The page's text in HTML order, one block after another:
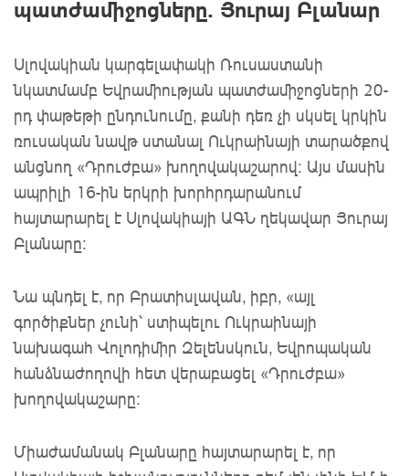
պատժամիջոցները. Յուրայ Բլանար
Սլովակիան կարգելափակի Ռուսաստանի
նկատմամբ Եվրամիության պատժամիջոցների 20-
րդ փաթեթի ընդունումը, քանի դեռ չի սկսել կրկին
ռուսական նավթ ստանալ Ուկրաինայի տարածքով
անցնող «Դրուժբա» խողովակաշարով: Այս մասին
ապրիլի 16-ին երկրի խորհրդարանում
հայտարարել է Սլովակիայի ԱԳՆ ղեկավար Յուրայ
Բլանարը։
Նա պնդել է, որ Բրատիսլավան, իբր, «այլ
գործիքներ չունի՝ ստիպելու Ուկրաինայի
նախագահ Վոլոդիմիր Զելենսկուն, Եվրոպական
հանձնաժողովի հետ վերաբացել «Դրուժբա»
խողովակաշարը:
Միաժամանակ Բլանարը հայտարարել է, որ